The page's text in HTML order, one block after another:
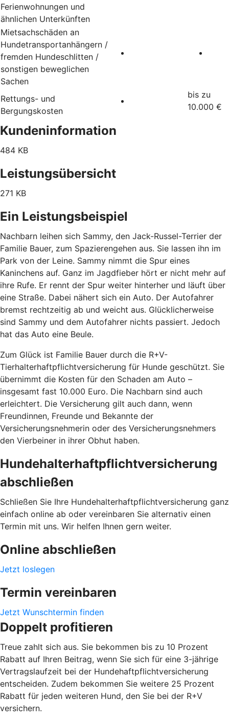
Ferienwohnungen und
ähnlichen Unterkünften
Mietsachschäden an
Hundetransportanhängern /
fremden Hundeschlitten /
sonstigen beweglichen
Sachen
Rettungs- und
Bergungskosten
bis zu
10.000 €
Kundeninformation
484 KB
Leistungsübersicht
271 KB
Ein Leistungsbeispiel
Nachbarn leihen sich Sammy, den Jack-Russel-Terrier der
Familie Bauer, zum Spazierengehen aus. Sie lassen ihn im
Park von der Leine. Sammy nimmt die Spur eines
Kaninchens auf. Ganz im Jagdfieber hört er nicht mehr auf
ihre Rufe. Er rennt der Spur weiter hinterher und läuft über
eine Straße. Dabei nähert sich ein Auto. Der Autofahrer
bremst rechtzeitig ab und weicht aus. Glücklicherweise
sind Sammy und dem Autofahrer nichts passiert. Jedoch
hat das Auto eine Beule.
Zum Glück ist Familie Bauer durch die R+V-
Tierhalterhaftpflichtversicherung für Hunde geschützt. Sie
übernimmt die Kosten für den Schaden am Auto –
insgesamt fast 10.000 Euro. Die Nachbarn sind auch
erleichtert. Die Versicherung gilt auch dann, wenn
Freundinnen, Freunde und Bekannte der
Versicherungsnehmerin oder des Versicherungsnehmers
den Vierbeiner in ihrer Obhut haben.
Hundehalterhaftpflichtversicherung
abschließen
Schließen Sie Ihre Hundehalterhaftpflichtversicherung ganz
einfach online ab oder vereinbaren Sie alternativ einen
Termin mit uns. Wir helfen Ihnen gern weiter.
Online abschließen
Jetzt loslegen
Termin vereinbaren
Jetzt Wunschtermin finden
Doppelt profitieren
Treue zahlt sich aus. Sie bekommen bis zu 10 Prozent
Rabatt auf Ihren Beitrag, wenn Sie sich für eine 3-jährige
Vertragslaufzeit bei der Hundehaftpflichtversicherung
entscheiden. Zudem bekommen Sie weitere 25 Prozent
Rabatt für jeden weiteren Hund, den Sie bei der R+V
versichern.